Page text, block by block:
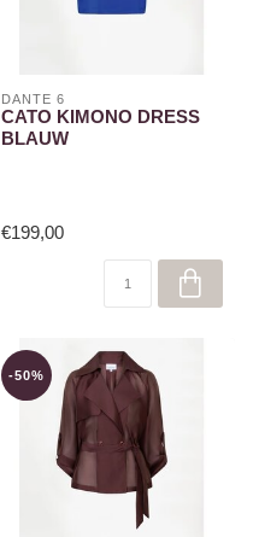
DANTE 6
CATO KIMONO DRESS
BLAUW
€199,00
-50%